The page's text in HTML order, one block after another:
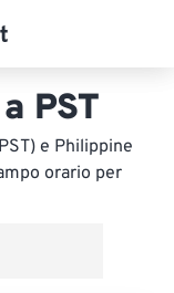
PST
e Philippine
orario per